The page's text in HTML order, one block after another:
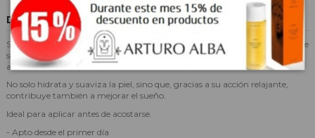
Descripción
Suavinex Balsamo Pectoral Aromatico 50ml aplicado con un suave masaje
sobre el tórax, difunde un tranquilizador olor que aporta bienestar y ayuda
a reconfortar al bebé.
No solo hidrata y suaviza la piel, sino que, gracias a su acción relajante,
contribuye también a mejorar el sueño.
Ideal para aplicar antes de acostarse.
- Apto desde el primer día